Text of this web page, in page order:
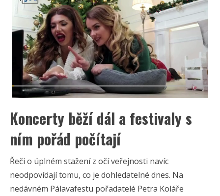
Koncerty běží dál a festivaly s
ním pořád počítají
Řeči o úplném stažení z očí veřejnosti navíc
neodpovídají tomu, co je dohledatelné dnes. Na
nedávném Pálavafestu pořadatelé Petra Koláře